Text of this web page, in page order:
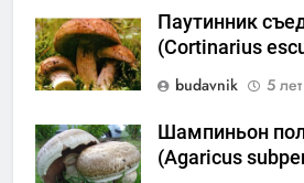
Паутинник
(Cortinarius
budavnik
5
Шампиньон
(Agaricus